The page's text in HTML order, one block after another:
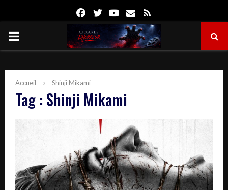
FacebookTwitterYoutube
Email
PRIMARY
Accueil Shinji Mikami
Tag : Shinji Mikami